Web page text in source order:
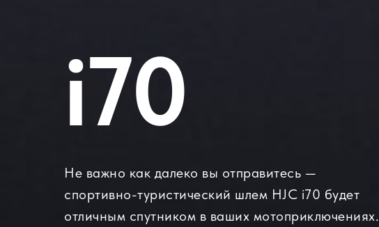
i70
Не важно как далеко вы отправитесь —
спортивно-туристический шлем HJC i70 будет
отличным спутником в ваших мотоприключениях.